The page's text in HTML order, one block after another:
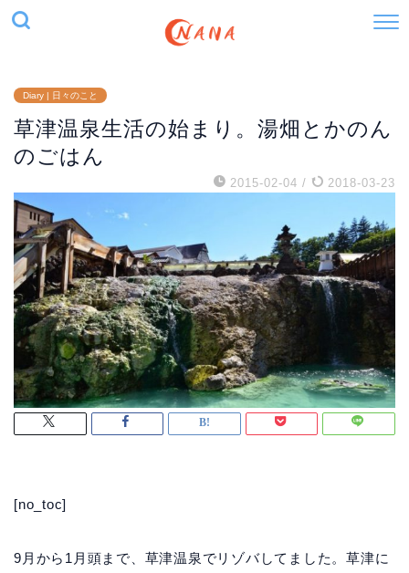
Diary | 日々のこと
草津温泉生活の始まり。湯畑とかのん
のごはん
2015-02-04 / 2018-03-23
[no_toc]
9月から1月頭まで、草津温泉でリゾバしてました。草津に